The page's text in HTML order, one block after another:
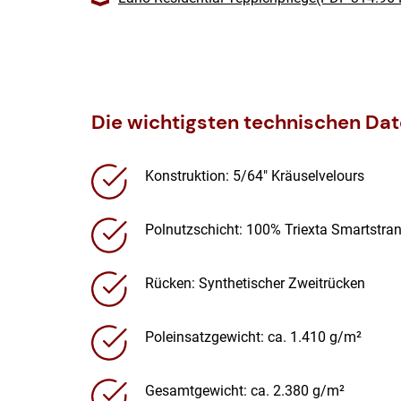
Die wichtigsten technischen
Konstruktion: 5/64″ Kräuselvelours
Polnutzschicht: 100% Triexta
Rücken: Synthetischer Zweitrücken
Poleinsatzgewicht: ca. 1.410 g/m²
Gesamtgewicht: ca. 2.380 g/m²